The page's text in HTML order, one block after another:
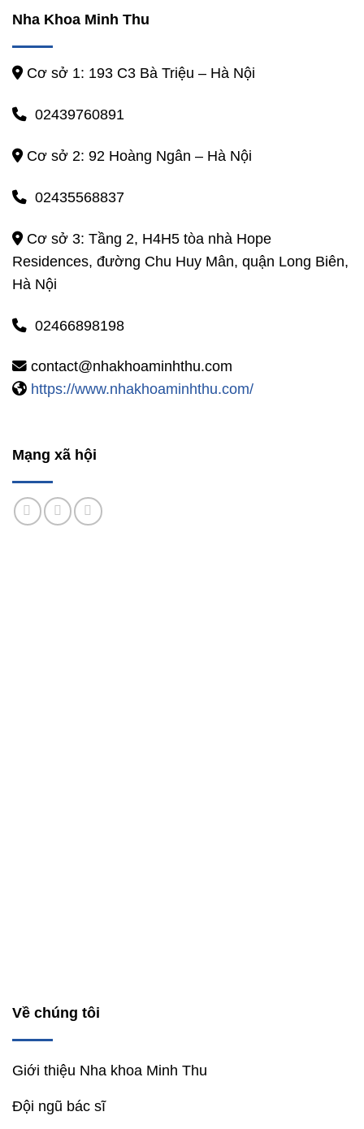
Nha Khoa Minh Thu
Cơ sở 1: 193 C3 Bà Triệu – Hà Nội
02439760891
Cơ sở 2: 92 Hoàng Ngân – Hà Nội
02435568837
Cơ sở 3: Tầng 2, H4H5 tòa nhà Hope
Residences, đường Chu Huy Mân, quận Long Biên,
Hà Nội
02466898198
contact@nhakhoaminhthu.com
https://www.nhakhoaminhthu.com/
Về chúng tôi
Giới thiệu Nha khoa Minh Thu
Đội ngũ bác sĩ
Mạng xã hội